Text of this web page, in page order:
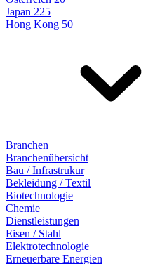
Japan 225
Hong Kong 50
Branchen
Branchenübersicht
Bau / Infrastrukur
Bekleidung / Textil
Biotechnologie
Chemie
Dienstleistungen
Eisen / Stahl
Elektrotechnologie
Erneuerbare Energien